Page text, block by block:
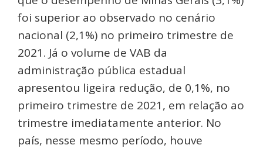
foi superior ao observado no cenário
nacional (2,1%) no primeiro trimestre de
2021. Já o volume de VAB da
administração pública estadual
apresentou ligeira redução, de 0,1%, no
primeiro trimestre de 2021, em relação ao
trimestre imediatamente anterior. No
país, nesse mesmo período, houve